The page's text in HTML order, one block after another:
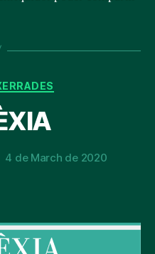
4 de March de 2020